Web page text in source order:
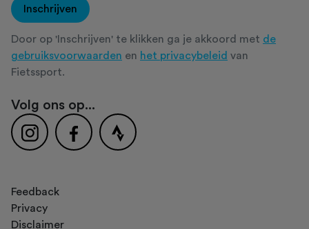
Inschrijven
Door op 'Inschrijven' te klikken ga je akkoord met de
gebruiksvoorwaarden en het privacybeleid van
Fietssport.
Volg ons op...
Feedback
Privacy
Disclaimer